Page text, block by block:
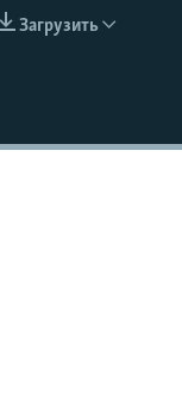
EMBED
Загрузить